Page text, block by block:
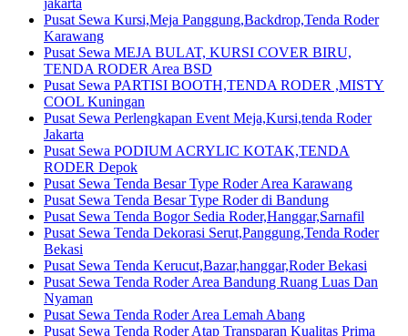
Pusat Sewa Kursi,Meja Panggung,Backdrop,Tenda Roder
Karawang
Pusat Sewa MEJA BULAT, KURSI COVER BIRU,
TENDA RODER Area BSD
Pusat Sewa PARTISI BOOTH,TENDA RODER ,MISTY
COOL Kuningan
Pusat Sewa Perlengkapan Event Meja,Kursi,tenda Roder
Jakarta
Pusat Sewa PODIUM ACRYLIC KOTAK,TENDA
RODER Depok
Pusat Sewa Tenda Besar Type Roder Area Karawang
Pusat Sewa Tenda Besar Type Roder di Bandung
Pusat Sewa Tenda Bogor Sedia Roder,Hanggar,Sarnafil
Pusat Sewa Tenda Dekorasi Serut,Panggung,Tenda Roder
Bekasi
Pusat Sewa Tenda Kerucut,Bazar,hanggar,Roder Bekasi
Pusat Sewa Tenda Roder Area Bandung Ruang Luas Dan
Nyaman
Pusat Sewa Tenda Roder Area Lemah Abang
Pusat Sewa Tenda Roder Atap Transparan Kualitas Prima